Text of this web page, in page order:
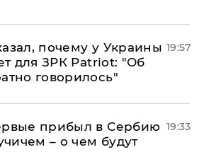
почему у Украины
для ЗРК Patriot: "Об
говорилось"
19:57
прибыл в Сербию
– о чем будут
19:33